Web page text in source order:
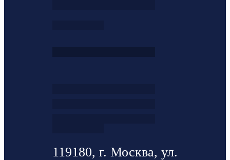
119180, г. Москва, ул.